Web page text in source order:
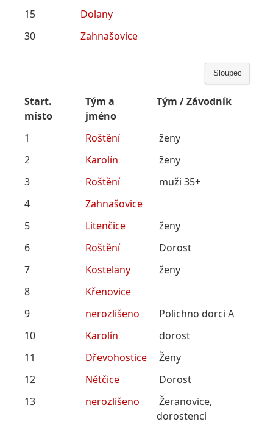
15
Dolany
30
Zahnašovice
Sloupec
Start.
místo
Tým a
jméno
Tým / Závodník
1 Roštění
ženy
2
Karolín
ženy
3
Roštění
muži 35+
4
Zahnašovice
5
Litenčice
ženy
6
Roštění
Dorost
7
Kostelany
ženy
8
Křenovice
9
nerozlišeno
Polichno dorci A
10
Karolín
dorost
11
Dřevohostice
Ženy
12
Nětčice
Dorost
13
nerozlišeno
Žeranovice,
dorostenci